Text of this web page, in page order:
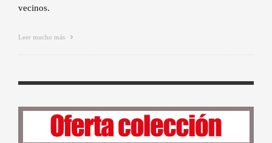
vecinos.
Leer mucho más